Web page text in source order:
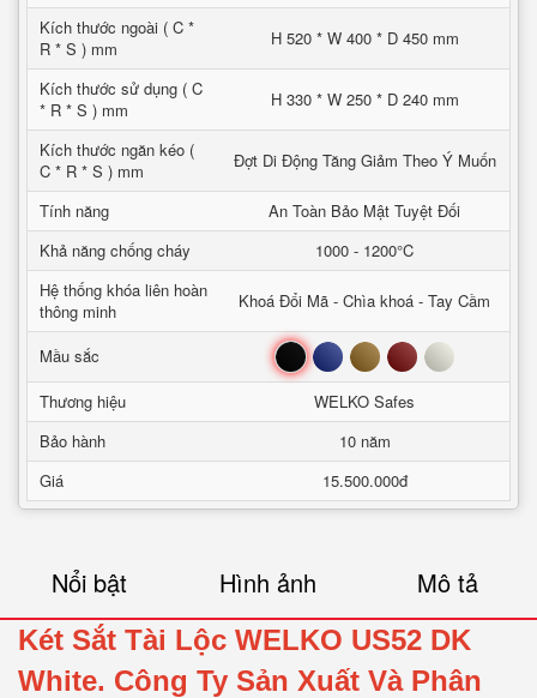
Kích thước ngoài ( C *
R * S ) mm
H 520 * W 400 * D 450 mm
Kích thước sử dụng ( C
* R * S ) mm
H 330 * W 250 * D 240 mm
Kích thước ngăn kéo (
C * R * S ) mm
Đợt Di Động Tăng Giảm Theo Ý Muốn
Tính năng
An Toàn Bảo Mật Tuyệt Đối
Khả năng chống cháy
1000 - 1200°C
Hệ thống khóa liên hoàn
thông minh
Khoá Đổi Mã - Chìa khoá - Tay Cầm
Mầu sắc Đen Xanh Nâu Đỏ Trắng
Thương hiệu
WELKO Safes
Bảo hành
10 năm
Giá
15.500.000đ
Nổi bật Hình ảnh Mô tả
Két Sắt Tài Lộc WELKO US52 DK
White. Công Ty Sản Xuất Và Phân